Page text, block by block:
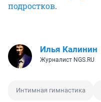
подростков.
Илья Калинин
Журналист NGS.RU
Интимная гимнастика